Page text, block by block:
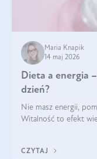
Maria Knapik
14 maj 2026
Dieta a energia
dzień?
Nie masz energii,
Witalność to efekt
CZYTAJ